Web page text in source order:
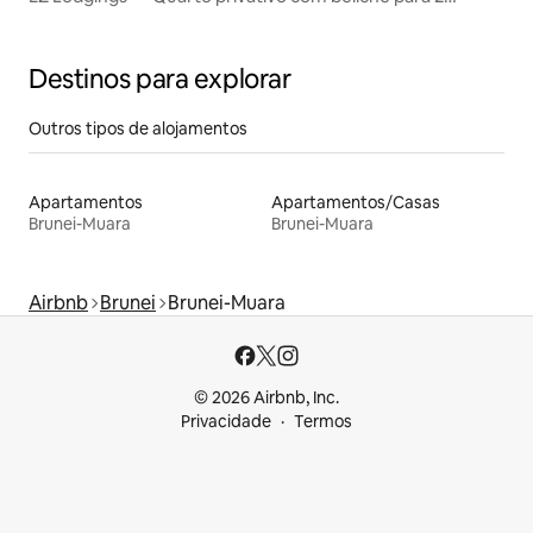
Destinos para explorar
Outros tipos de alojamentos
Apartamentos
Brunei-Muara
Apartamentos/Casas
Brunei-Muara
Airbnb Brunei Brunei-Muara
© 2026 Airbnb, Inc.
Privacidade
Termos